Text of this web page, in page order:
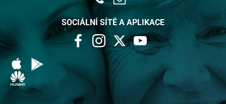
SOCIÁLNÍ SÍTĚ A APLIKACE